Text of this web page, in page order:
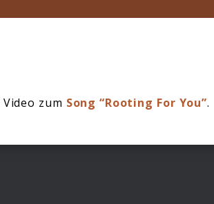
Video zum Song “Rooting For You”.